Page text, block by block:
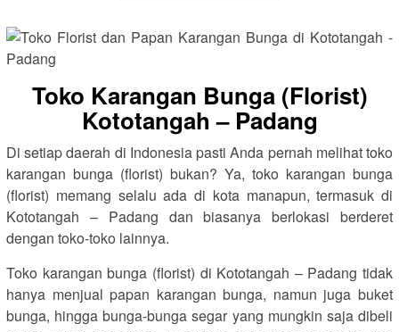
Toko Karangan Bunga (Florist)
Kototangah – Padang
Di setiap daerah di Indonesia pasti Anda pernah melihat toko
karangan bunga (florist) bukan? Ya, toko karangan bunga
(florist) memang selalu ada di kota manapun, termasuk di
Kototangah – Padang dan biasanya berlokasi berderet
dengan toko-toko lainnya.
Toko karangan bunga (florist) di Kototangah – Padang tidak
hanya menjual papan karangan bunga, namun juga buket
bunga, hingga bunga-bunga segar yang mungkin saja dibeli